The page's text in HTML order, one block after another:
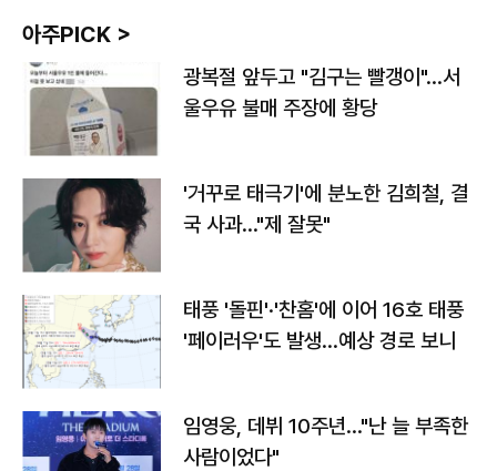
아주PICK >
광복절 앞두고 "김구는 빨갱이"…서
울우유 불매 주장에 황당
'거꾸로 태극기'에 분노한 김희철, 결
국 사과…"제 잘못"
태풍 '돌핀'·'찬홈'에 이어 16호 태풍
'페이러우'도 발생…예상 경로 보니
임영웅, 데뷔 10주년…"난 늘 부족한
사람이었다"